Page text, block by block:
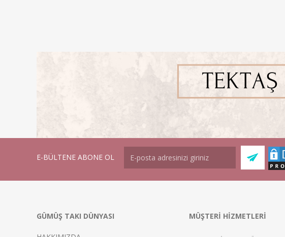
E-BÜLTENE ABONE OL
GÜMÜŞ TAKI DÜNYASI MÜŞTERİ HİZMETLERİ